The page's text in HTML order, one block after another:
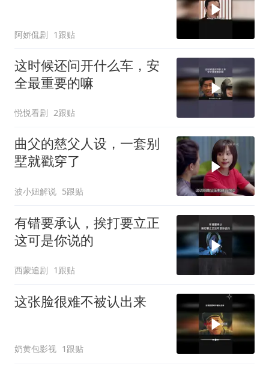
阿娇侃剧 1跟贴
这时候还问开什么车，安
全最重要的嘛
悦悦看剧 2跟贴
曲父的慈父人设，一套别
墅就戳穿了
波小妞解说 5跟贴
有错要承认，挨打要立正
这可是你说的
西蒙追剧 1跟贴
这张脸很难不被认出来
奶黄包影视 1跟贴